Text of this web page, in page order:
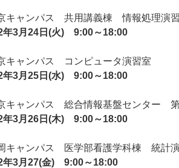
キャンパス 共用講義棟 情報処理演
年3月24日(火) 9:00～18:00
キャンパス コンピュータ演習室
年3月25日(水) 9:00～18:00
キャンパス 総合情報基盤センター
年3月26日(木) 9:00～18:00
キャンパス 医学部看護学科棟 統計
年3月27(金) 9:00～18:00